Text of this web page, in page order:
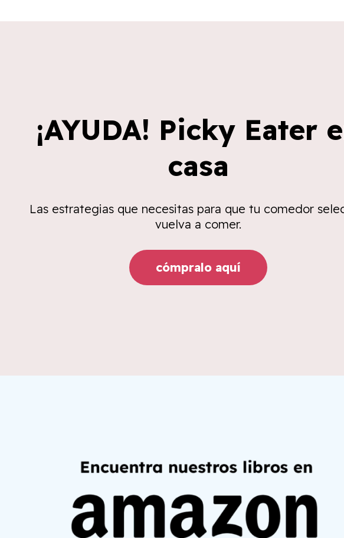
¡AYUDA! Picky Eater
casa
Las estrategias que necesitas para que tu comedor
vuelva a comer.
cómpralo aquí